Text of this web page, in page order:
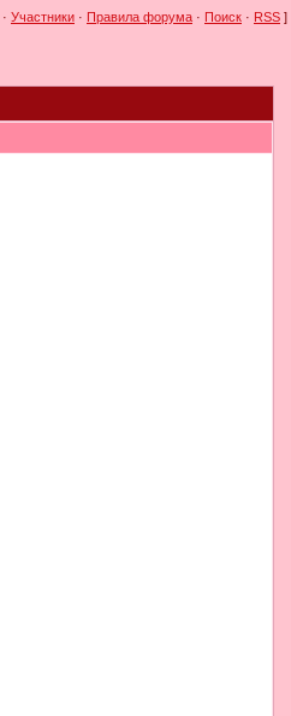
· Участники · Правила форума · Поиск · RSS ]